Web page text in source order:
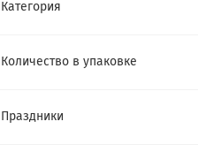
Категория
Количество в упаковке
Праздники